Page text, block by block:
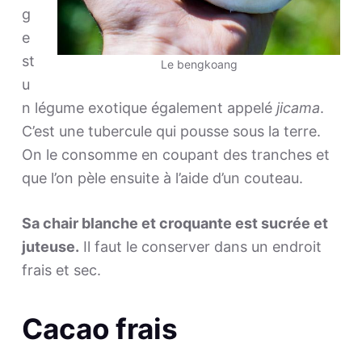
Le bengkoang
g
e
st
u
n légume exotique également appelé jicama.
C’est une tubercule qui pousse sous la terre.
On le consomme en coupant des tranches et
que l’on pèle ensuite à l’aide d’un couteau.
Sa chair blanche et croquante est sucrée et
juteuse. Il faut le conserver dans un endroit
frais et sec.
Cacao frais